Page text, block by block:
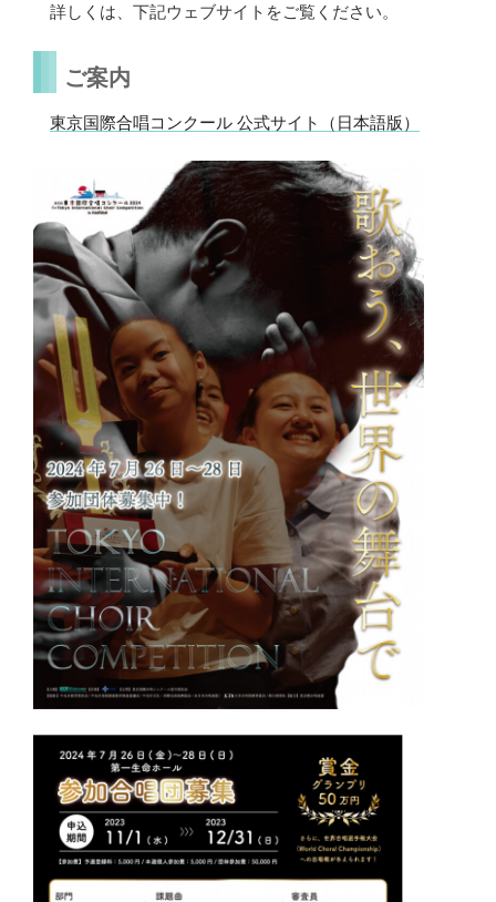
詳しくは、下記ウェブサイトをご覧ください。
ご案内
東京国際合唱コンクール 公式サイト（日本語版）